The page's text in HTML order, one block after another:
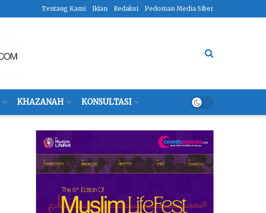
Tentang Kami Iklan Redaksi Pedoman Media Siber
KHAZANAH KONSULTASI